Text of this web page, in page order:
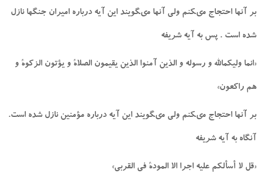
بر آنها احتجاج مى‏كنم ولى آنها مى‏گويند اين آيه درباره اميران جنگها نازل
شده است . پس به آيه شريفه
«انما وليكم‏الله و رسوله و الذين آمنوا الذين يقيمون الصلاة و يؤتون الزكوة و
هم راكعون»
بر آنها احتجاج مى‏كنم ولى مى‏گويند اين آيه درباره مؤمنين نازل شده است.
آنگاه به آيه شريفه
«قل لا أسألكم عليه اجرا الا المودة فى القربى»